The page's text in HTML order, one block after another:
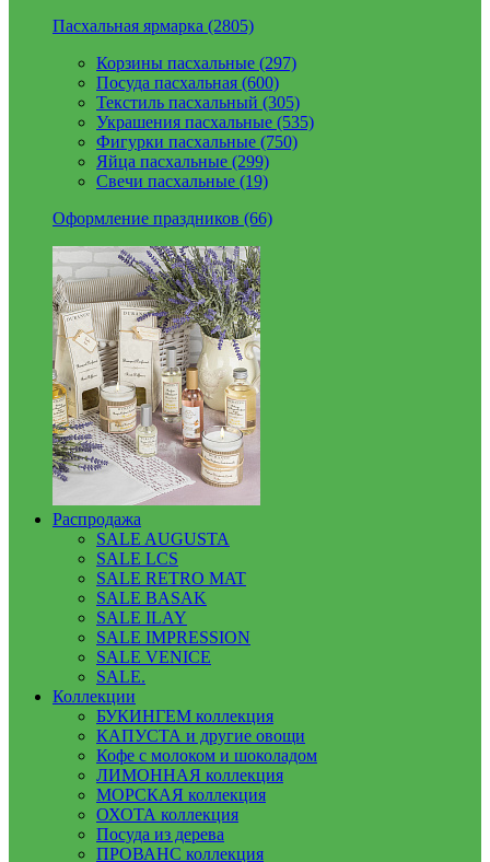
Пасхальная ярмарка (2805)
Корзины пасхальные (297)
Посуда пасхальная (600)
Текстиль пасхальный (305)
Украшения пасхальные (535)
Фигурки пасхальные (750)
Яйца пасхальные (299)
Свечи пасхальные (19)
Оформление праздников (66)
Распродажа
SALE AUGUSTA
SALE LCS
SALE RETRO MAT
SALE BASAK
SALE ILAY
SALE IMPRESSION
SALE VENICE
SALE.
Коллекции
БУКИНГЕМ коллекция
КАПУСТА и другие овощи
Кофе с молоком и шоколадом
ЛИМОННАЯ коллекция
МОРСКАЯ коллекция
ОХОТА коллекция
Посуда из дерева
ПРОВАНС коллекция